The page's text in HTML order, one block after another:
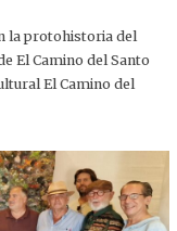
la protohistoria del
El Camino del Santo
El Camino del